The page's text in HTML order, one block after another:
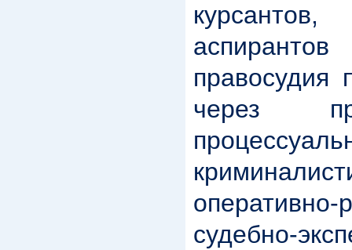
правосудия
через
судебно-